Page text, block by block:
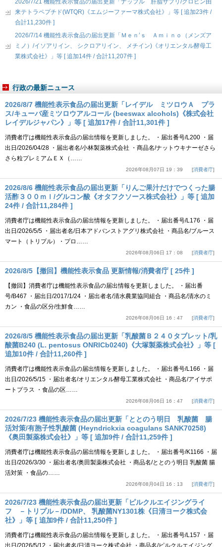
2026/7/21 機能性表示食品の届出更新「ナップル 肝脂サプリ/グロビン由
来テトラペプチド(WTQR)《エムジーファーマ株式会社》」等 [ 追加23件 /
合計11,230件 ]
2026/7/14 機能性表示食品の届出更新「Ｍｅｎ’ｓ Ａｍｉｎｏ（メンズア
ミノ）/イソアリイン、 シクロアリイン、 メチイン)《オリエンタル酵母工
業株式会社》」等 [ 追加14件 / 合計11,207件 ]
行政の最新ニュース
2026/8/7 機能性表示食品の届出更新「レイデル ミツロウＡ プラ
ス/キューバ産ミツロウアルコール (beeswax alcohols)《株式会社
レイデルジャパン》」等 [ 追加17件 / 合計11,301件 ]
消費者庁は機能性表示食品の届出情報を更新しました。 ・届出番号/L200 ・届
出日/2026/04/28 ・届出者名/小林製薬株式会社 ・商品名/ナットウキナーゼさら
さら粒プレミアムＥＸ（……
2026年08月07日 19：39 消費者庁
2026/8/6 機能性表示食品の届出更新「りんご果汁だけでつくった腸
活酢３００ｍｌ/グルコン酸《オタフクソース株式会社》」等 [ 追加
24件 / 合計11,284件 ]
消費者庁は機能性表示食品の届出情報を更新しました。 ・届出番号/L176 ・届
出日/2026/5/5 ・届出者名/日本アドバンストアグリ株式会社 ・商品名/ブルース
マート（トリプル）・プロ……
2026年08月06日 17：08 消費者庁
2026/8/5【撤回】機能性表示食品 更新情報/消費者庁 [ 25件 ]
【撤回】消費者庁は機能性表示食品の届出情報を更新しました。 ・届出番
号/B467 ・届出日/2017/1/24 ・届出者名/清水農業協同組合 ・商品名/清水のミ
カン ・食品の区分/生鮮食……
2026年08月06日 16：47 消費者庁
2026/8/5 機能性表示食品の届出更新「乳酸菌Ｂ２４０タブレット/乳
酸菌B240 (L. pentosus ONRICb0240)《大塚製薬株式会社》」等 [
追加10件 / 合計11,260件 ]
消費者庁は機能性表示食品の届出情報を更新しました。 ・届出番号/L166 ・届
出日/2026/5/15 ・届出者名/オリエンタル酵母工業株式会社 ・商品名/アイサポ
ートプラス ・食品の区……
2026年08月06日 16：47 消費者庁
2026/7/23 機能性表示食品の届出更新「ととのう明日 乳酸菌 腸
活対策/有胞子性乳酸菌 (Heyndrickxia coagulans SANK70258)
《奥田製薬株式会社》」等 [ 追加9件 / 合計11,259件 ]
消費者庁は機能性表示食品の届出情報を更新しました。 ・届出番号/K1166 ・届
出日/2026/3/30 ・届出者名/奥田製薬株式会社 ・商品名/ととのう明日 乳酸菌 腸
活対策 ・食品の……
2026年08月04日 16：13 消費者庁
2026/7/23 機能性表示食品の届出更新「ピルクルエイジングライ
フ －トリプル－/DDMP、 乳酸菌NY1301株《日清ヨーク株式会
社》」等 [ 追加9件 / 合計11,250件 ]
消費者庁は機能性表示食品の届出情報を更新しました。 ・届出番号/L157 ・届
出日/2026/5/12 ・届出者名/日清ヨーク株式会社 ・商品名/ピルクルエイジング